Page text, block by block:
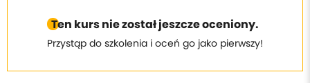
Ten kurs nie został jeszcze oceniony.
Przystąp do szkolenia i oceń go jako pierwszy!